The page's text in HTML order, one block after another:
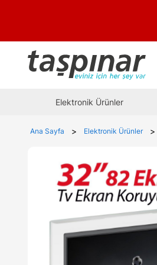
Elektronik Ürünler
Ana Sayfa > Elektronik Ürünler >